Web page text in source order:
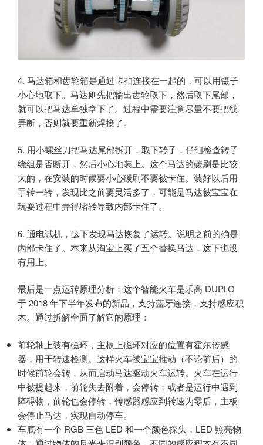
4. 马达箱和齿轮箱是通过卡扣连接在一起的，可以用镊子
小心地取下。马达则先把输出齿轮取下，然后取下尾部，
就可以把马达单独拿下了。过程中需要注意尽量不要把线
弄断，否则就要重新焊接了。
5. 用小螺丝刀把马达尾部拆开，取下转子，仔细检查转子
绕组是否断开，然后小心地装上。这个马达的碳刷是比较
大的，在安装的时候要小心碳刷不要被卡住。装好以后用
手转一转，发现比之前要灵活多了，可能是马达被宝宝在
玩耍过程中弄得堵转导致内部卡住了。
6. 通电试机，这下发现马达恢复了运转。说明之前的确是
内部卡住了。本来从淘宝上买了五个替换马达，这下也没
有用上。
最后是一点运转原理分析：这个智能火车是乐高 DUPLO
于 2018 年下半年发布的新品，支持蓝牙连接，支持感应积
木。通过拆解全面了解它的原理：
前轮轴上装有磁环，主板上磁环对应的位置有霍尔传感
器，用于转速检测。这样火车被宝宝推动（不论前后）的
时候前轮会转，从而启动马达驱动火车运转。火车在运行
中被提起来，前轮失去附着，会停转；或者是运行中遇到
障碍物，前轮也会停转，传感器感应到转速为零后，主板
会停止马达，实现自动停车。
车底有一个 RGB 三色 LED 和一个颜色探头，LED 照亮物